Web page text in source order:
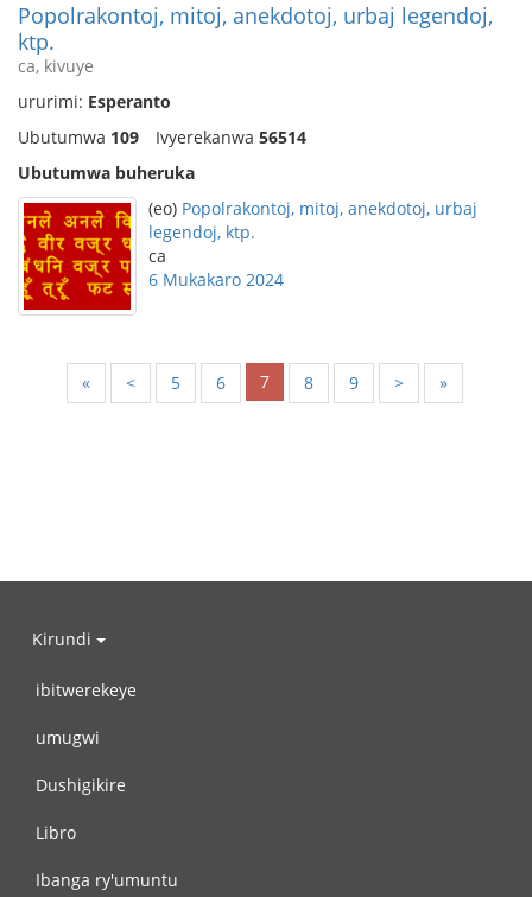
Popolrakontoj, mitoj, anekdotoj, urbaj legendoj,
ktp.
ca, kivuye
ururimi: Esperanto
Ubutumwa 109 Ivyerekanwa 56514
Ubutumwa buheruka
(eo) Popolrakontoj, mitoj, anekdotoj, urbaj
legendoj, ktp.
ca
6 Mukakaro 2024
« < 5 6 7 8 9 > »
Kirundi
ibitwerekeye
umugwi
Dushigikire
Libro
Ibanga ry'umuntu